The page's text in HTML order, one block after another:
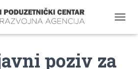
O
poziv za